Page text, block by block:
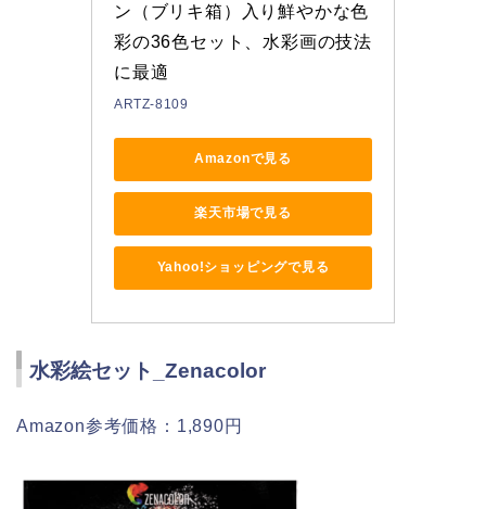
ン（ブリキ箱）入り鮮やかな色
彩の36色セット、水彩画の技法
に最適
ARTZ-8109
Amazonで見る
楽天市場で見る
Yahoo!ショッピングで見る
水彩絵セット_Zenacolor
Amazon参考価格：1,890円